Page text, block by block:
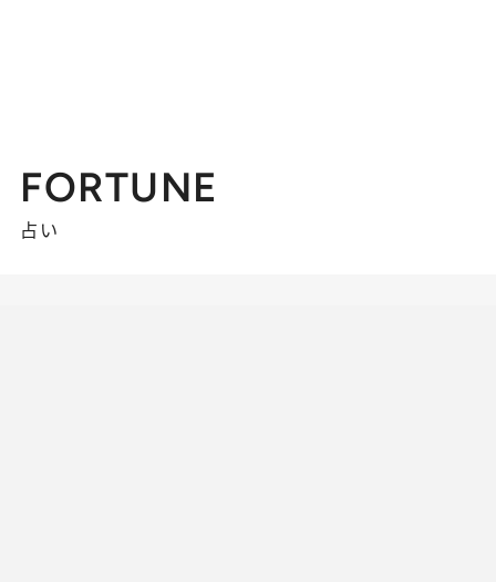
FORTUNE
占い